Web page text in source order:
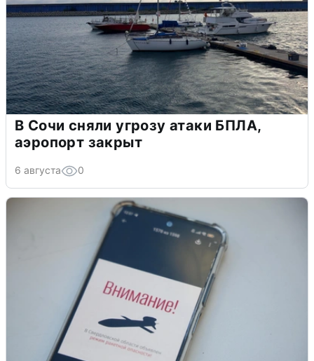
В Сочи сняли угрозу атаки БПЛА,
аэропорт закрыт
6 августа 0